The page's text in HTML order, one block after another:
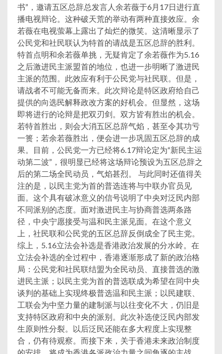
书”，邀请五区总辞总发言人余若薇于6月17日进行直
播电视辩论。这种破天荒的举动有两种直接效应。余
若薇在电视萤幕上露出了灿烂的微笑。这清晰显示了
公民党和社民联认为特首的请战是五区总辞的胜利。
特首点明和余若薇单挑，无疑肯定了余若薇作为5.16
之后激进民主派盟首的地位，也进一步明晰了激进民
主派的范围。此效应有利于公民党与社民联。但是，
请战者不可能无备而来。此次辩论是特区政府给自己
提供的向选民解释政改方案的好机会。但显然，这场
即将进行的论辩是把双刃剑。双方皆有胜出的机会。
若特首胜出，则会大消五区总辞气焰，甚至令其功亏
一篑；若余若薇胜出，便会进一步巩固五区总辞的成
果。目前，公民党一方已经将6.17辩论定为“新民主运
动第二波”，很明显已经将这场辩论预设为五区总辞之
后的第二场全民动员，气焰甚烈。 与此同时还值得关
注的是，以民主党为首的普选连将与中联办官员见
面。这个具有破冰意义的信号说明了中央对泛民内部
不同派别的态度。面对激进民主与协商普选两条路
径，中央宁愿接受与温和民主派见面。在这个意义
上，社民联和公民党的五区总辞反倒成全了民主党。
综上，5.16立法会补选是香港政治发展的分水岭。在
立法会补选的全过程中，香港逐渐形成了新的政治格
局：公民党和社民联结盟为全民动员、直接普选的激
进民主派；以民主党为首的普选联成为希望在同中央
谈判的基础上实现终极普选温和民主派；以民建联、
工联会为中坚力量的建制派与以往变化不大，仍旧是
支持特区政府和中央的派别。此次补选使泛民内部发
生原则性分裂。以后泛民还能在多大程度上实现整
合，仍有待观察。而接下来，关于香港未来政治制度